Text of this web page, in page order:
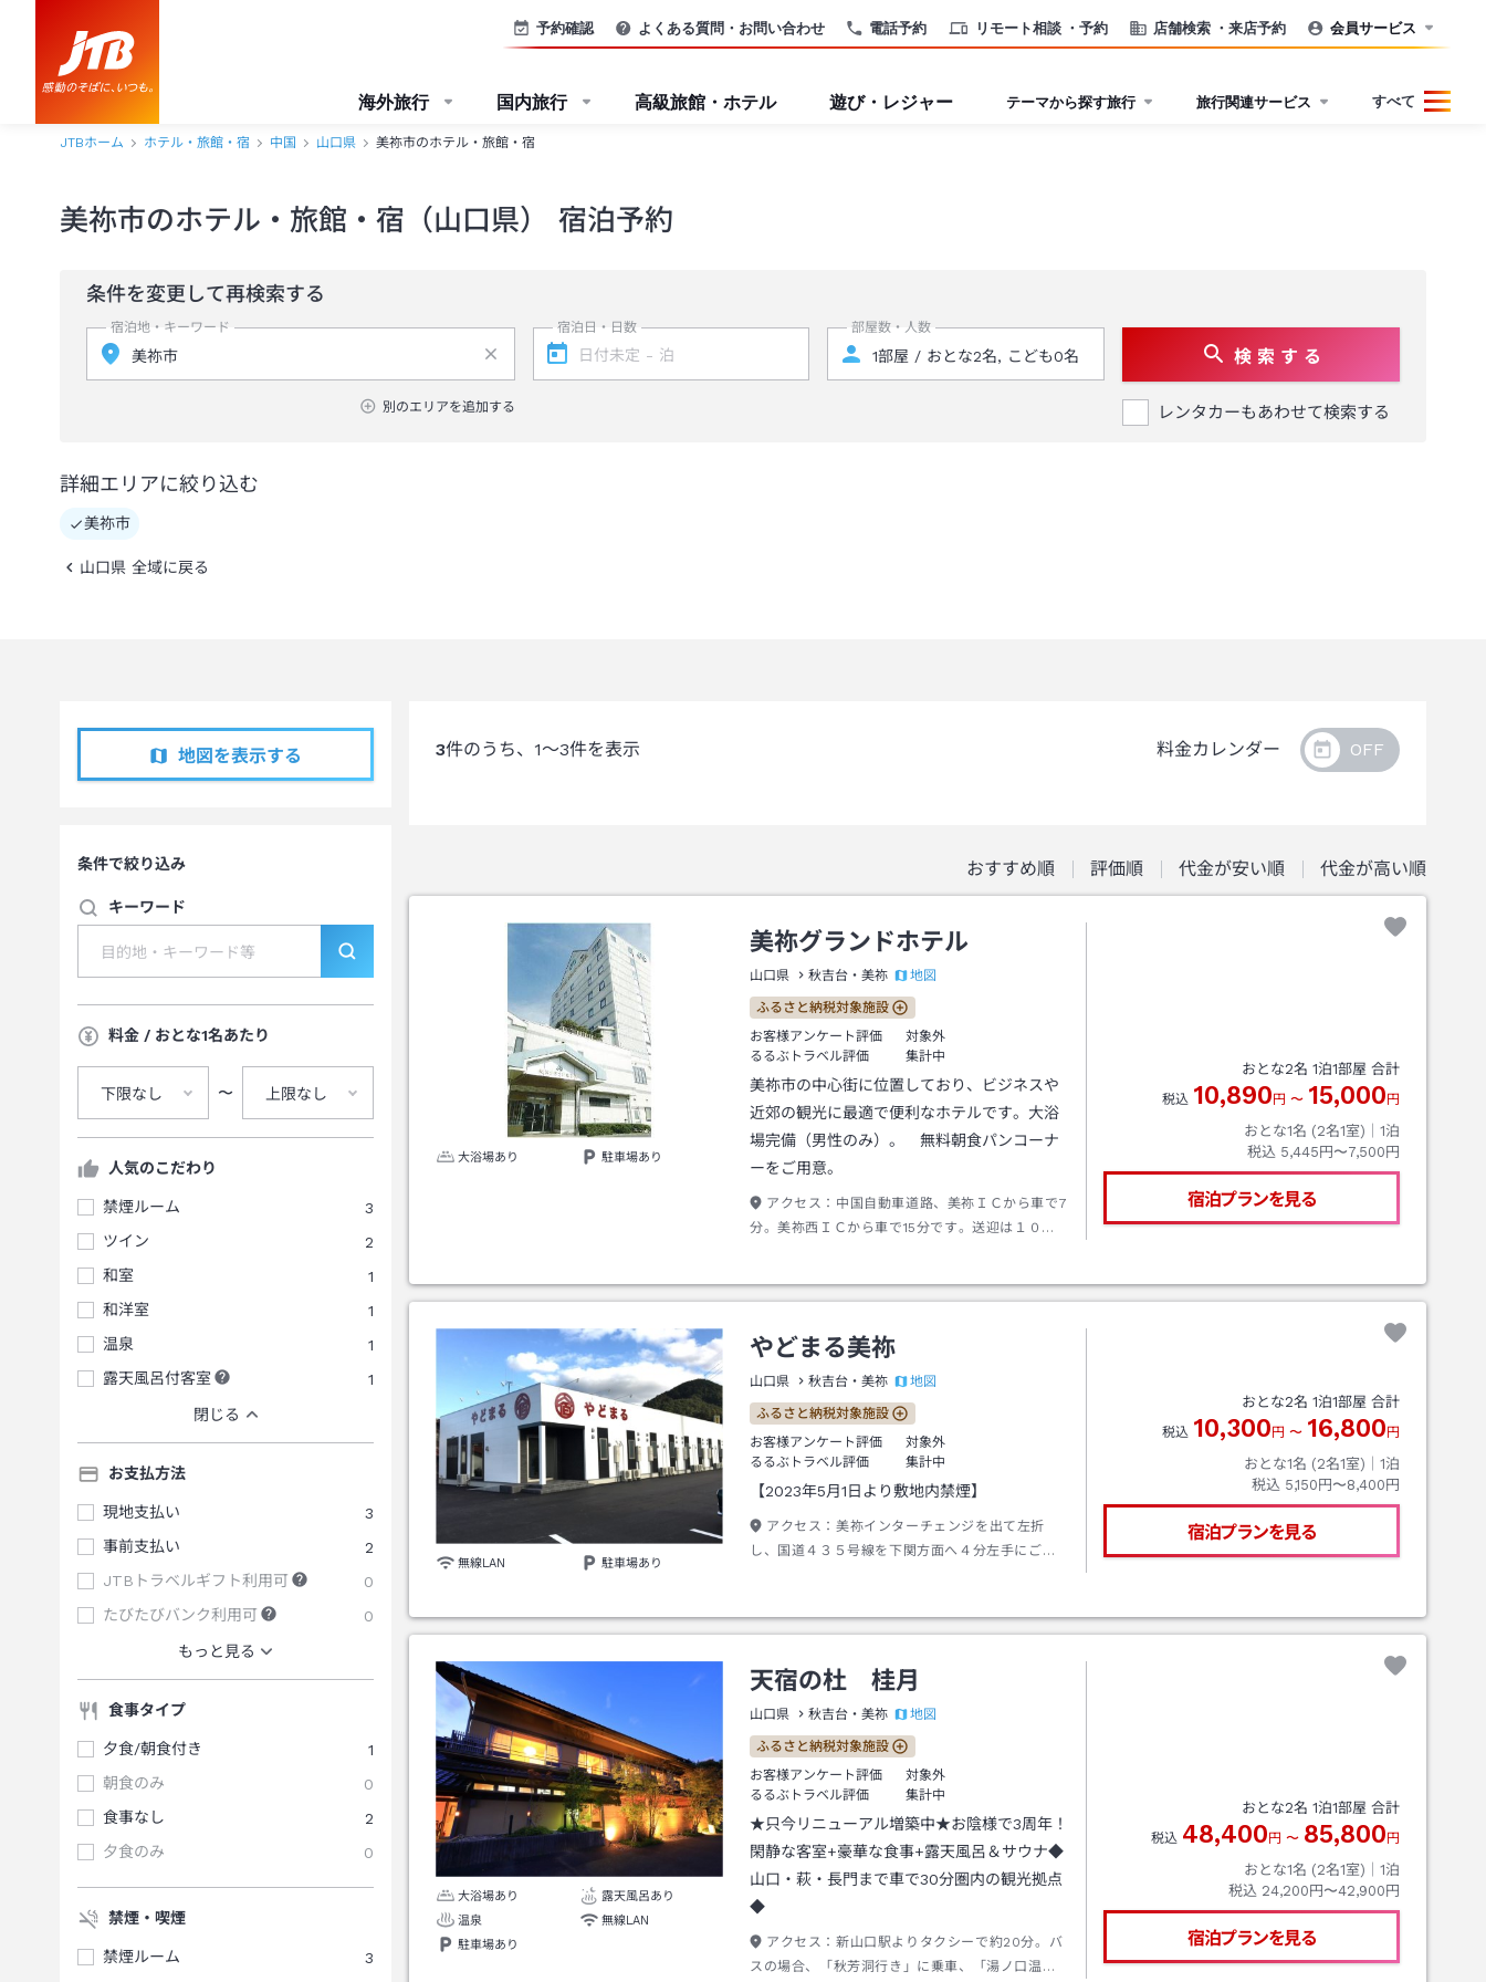
電話予約 リモート相談 ・予約 店舗検索 ・来店予約
予約確認 よくある質問・お問い合わせ 会員サービス
海外旅行 国内旅行 高級旅館・ホテル 遊び・レジャー テーマから探す旅行 旅行関連サービス すべて
JTBホーム ホテル・旅館・宿 中国 山口県 美祢市のホテル・旅館・宿
美祢市のホテル・旅館・宿（山口県） 宿泊予約
条件を変更して再検索する
宿泊地・キーワード
別のエリアを追加する
宿泊日・日数 部屋数・人数
検 索 す る
レンタカーもあわせて検索する
詳細エリアに絞り込む
美祢市
山口県 全域に戻る
地図を表示する
条件で絞り込み
キーワード
料金 / おとな1名あたり
下限なし 〜 上限なし
人気のこだわり
禁煙ルーム
3
ツイン
2
和室
1
和洋室
1
温泉
1
露天風呂付客室
1
閉じる
お支払方法
現地支払い
3
事前支払い
2
JTBトラベルギフト利用可
0
たびたびバンク利用可
0
もっと見る
食事タイプ
夕食/朝食付き
1
朝食のみ
0
食事なし
2
夕食のみ
0
禁煙・喫煙
禁煙ルーム
3
3件のうち、 1～3件を表示 料金カレンダー
おすすめ順 評価順 代金が安い順 代金が高い順
大浴場あり 駐車場あり
美祢グランドホテル
山口県 秋吉台・美祢 地図
ふるさと納税対象施設
お客様アンケート評価
対象外
るるぶトラベル評価
集計中
美祢市の中心街に位置しており、ビジネスや
近郊の観光に最適で便利なホテルです。大浴
場完備（男性のみ）。 無料朝食パンコーナ
ーをご用意。
アクセス： 中国自動車道路、美祢ＩＣから車で7
分。美祢西ＩＣから車で15分です。送迎は１０名
おとな2名 1泊1部屋 合計
税込 10,890 円 〜 15,000 円
おとな1名 (2名1室)｜ 1泊
税込 5,445円〜7,500円
宿泊プランを見る
無線LAN 駐車場あり
やどまる美祢
山口県 秋吉台・美祢 地図
ふるさと納税対象施設
お客様アンケート評価
対象外
るるぶトラベル評価
集計中
【2023年5月1日より敷地内禁煙】
アクセス： 美祢インターチェンジを出て左折
し、国道４３５号線を下関方面へ４分左手にござ
行の信号から１分ほどで右手にあります。
おとな2名 1泊1部屋 合計
税込 10,300 円 〜 16,800 円
おとな1名 (2名1室)｜ 1泊
税込 5,150円〜8,400円
宿泊プランを見る
大浴場あり
露天風呂あり
温泉
無線LAN
駐車場あり
天宿の杜 桂月
山口県 秋吉台・美祢 地図
ふるさと納税対象施設
お客様アンケート評価
対象外
るるぶトラベル評価
集計中
★只今リニューアル増築中★お陰様で3周年！
閑静な客室+豪華な食事+露天風呂＆サウナ◆
山口・萩・長門まで車で30分圏内の観光拠点
◆
アクセス： 新山口駅よりタクシーで約20分。バ
スの場合、「秋芳洞行き」に乗車、「湯ノ口温泉
おとな2名 1泊1部屋 合計
税込 48,400 円 〜 85,800 円
おとな1名 (2名1室)｜ 1泊
税込 24,200円〜42,900円
宿泊プランを見る